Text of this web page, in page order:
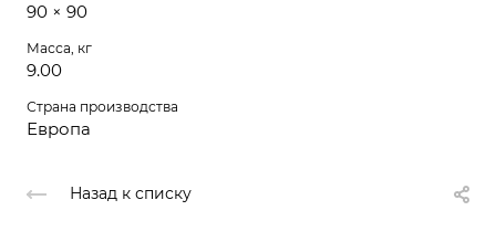
90 × 90
Масса, кг
9.00
Страна производства
Европа
Назад к списку